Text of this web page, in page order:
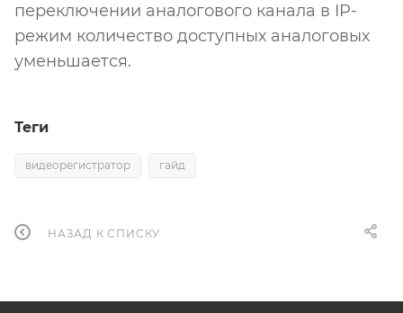
переключении аналогового канала в IP-
режим количество доступных аналоговых
уменьшается.
Теги
видеорегистратор гайд
НАЗАД К СПИСКУ